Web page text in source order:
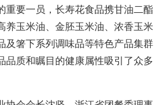
重要一员，长寿花食品携甘油二酯
养玉米油、金胚玉米油、浓香玉米
及箸下系列调味品等特色产品集群
品质和瞩目的健康属性吸引了众多